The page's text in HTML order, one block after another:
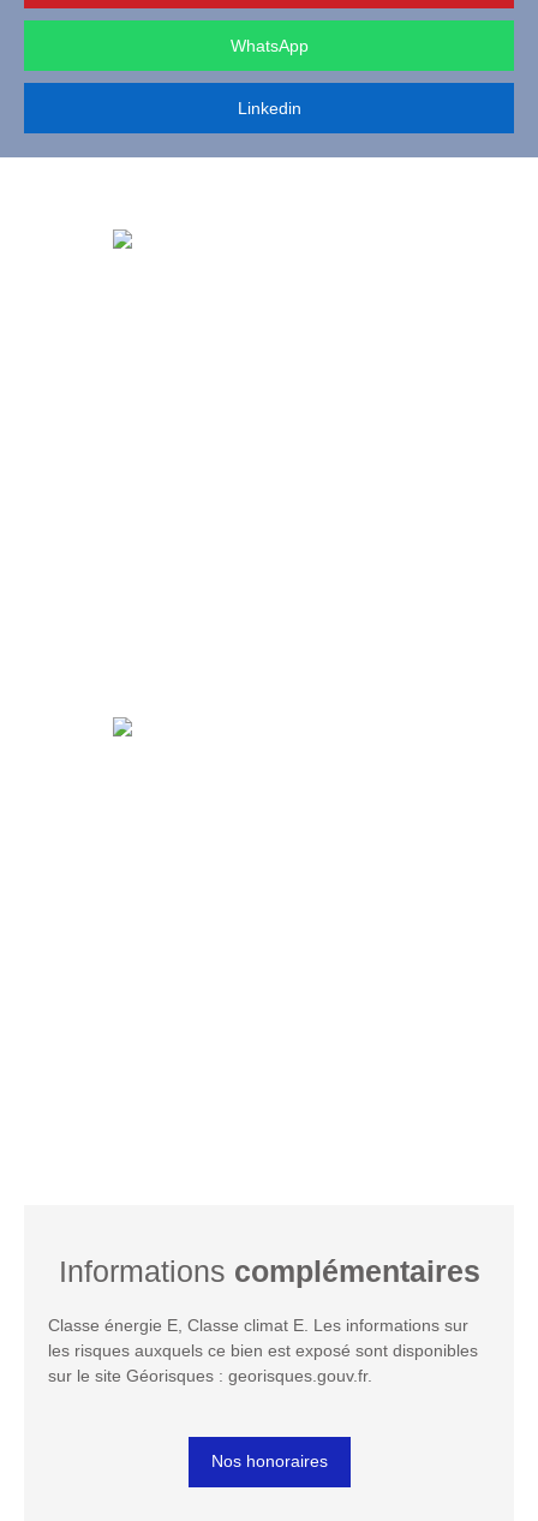
WhatsApp
Linkedin
Informations complémentaires
Classe énergie E, Classe climat E. Les informations sur
les risques auxquels ce bien est exposé sont disponibles
sur le site Géorisques : georisques.gouv.fr.
Nos honoraires